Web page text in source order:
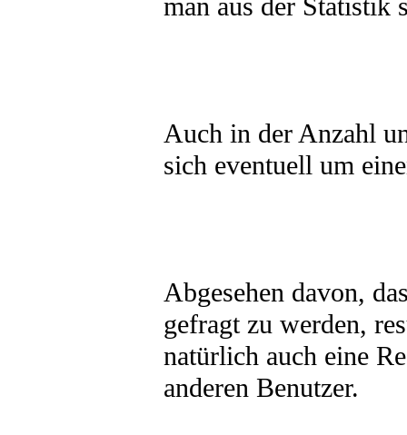
man aus der Statistik
Auch in der Anzahl
sich eventuell um
Abgesehen davon,
gefragt zu werden,
natürlich auch eine
anderen Benutzer.